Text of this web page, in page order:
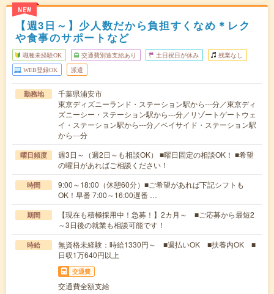
NEW
【週3日～】少人数だから負担すくなめ＊レク
や食事のサポートなど
職種未経験OK 交通費別途支給あり 土日祝日が休み 残業なし
WEB登録OK 派遣
勤務地
千葉県浦安市
東京ディズニーランド・ステーション駅から---分／東京ディ
ズニーシー・ステーション駅から---分／リゾートゲートウェ
イ・ステーション駅から---分／ベイサイド・ステーション駅
から---分
曜日頻度
週3日～（週2日～も相談OK） ■曜日固定の相談OK！ ■希望
の曜日があればご相談ください！
時間
9:00～18:00（休憩60分）■ご希望があれば下記シフトも
OK！早番 7:00～16:00遅番 …
期間
【現在も積極採用中！急募！】2カ月～ ■ご応募から最短2
～3日後の就業も相談可能です！
時給
無資格未経験：時給1330円～ ■週払いOK ■扶養内OK ■
日収1万640円以上
交通費
交通費全額支給